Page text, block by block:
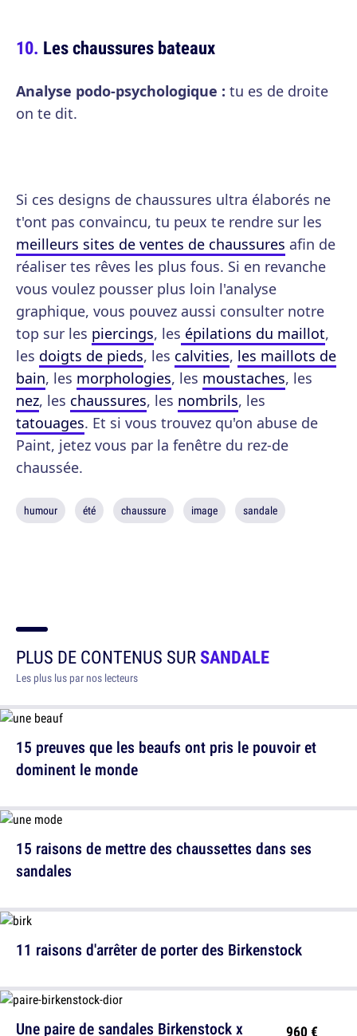
Les chaussures bateaux
Analyse podo-psychologique : tu es de droite
on te dit.
Si ces designs de chaussures ultra élaborés ne
t'ont pas convaincu, tu peux te rendre sur les
meilleurs sites de ventes de chaussures afin de
réaliser tes rêves les plus fous. Si en revanche
vous voulez pousser plus loin l'analyse
graphique, vous pouvez aussi consulter notre
top sur les piercings, les épilations du maillot,
les doigts de pieds, les calvities, les maillots de
bain, les morphologies, les moustaches, les
nez, les chaussures, les nombrils, les
tatouages. Et si vous trouvez qu'on abuse de
Paint, jetez vous par la fenêtre du rez-de
chaussée.
humour été chaussure image sandale
PLUS DE CONTENUS SURSANDALE
Les plus lus par nos lecteurs
15 preuves que les beaufs ont pris le pouvoir et
dominent le monde
Une paire de sandales Birkenstock x 960 €
15 raisons de mettre des chaussettes dans ses
sandales
11 raisons d'arrêter de porter des Birkenstock